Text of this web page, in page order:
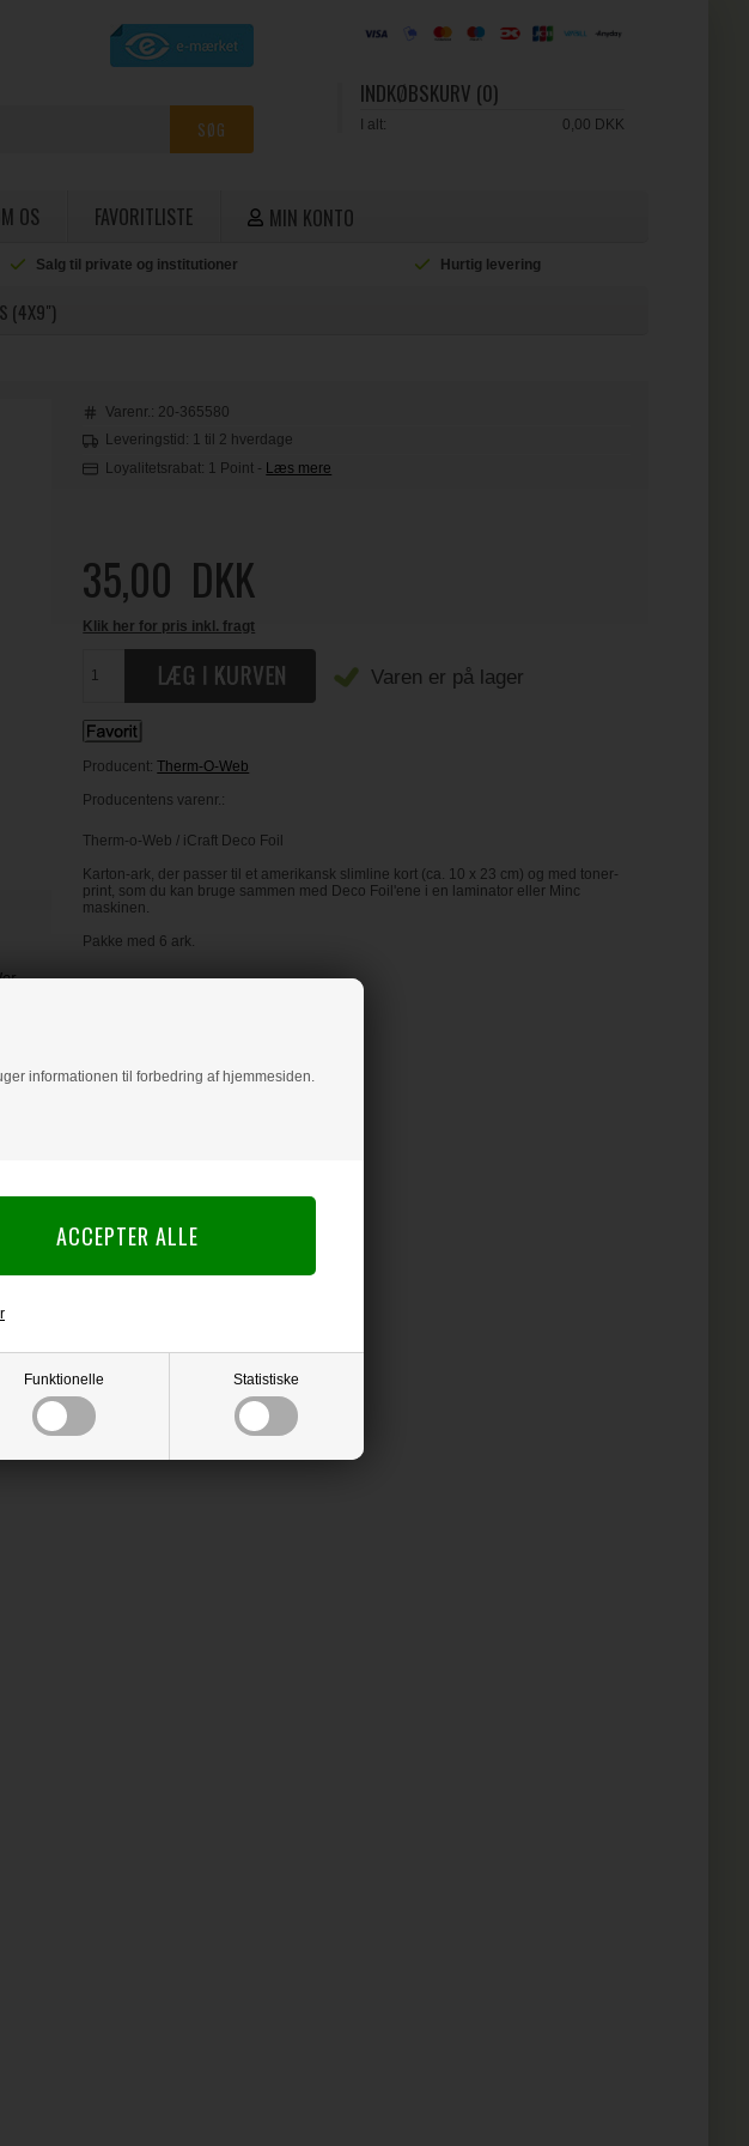
informationen til forbedring af hjemmesiden.
Funktionelle Statistiske
INDKØBSKURV (0)
I alt: 0,00 DKK
OS FAVORITLISTE MIN KONTO
Salg til private og institutioner Hurtig levering
(4X9")
Varenr.: 20-365580
Leveringstid: 1 til 2 hverdage
Loyalitetsrabat: 1 Point - Læs mere
35,00 DKK
Klik her for pris inkl. fragt
Varen er på lager
Producent:Therm-O-Web
Producentens varenr.:
Therm-o-Web / iCraft Deco Foil
Karton-ark, der passer til et amerikansk slimline kort (ca. 10 x 23 cm) og med toner-
print, som du kan bruge sammen med Deco Foil'ene i en laminator eller Minc
maskinen.
Pakke med 6 ark.